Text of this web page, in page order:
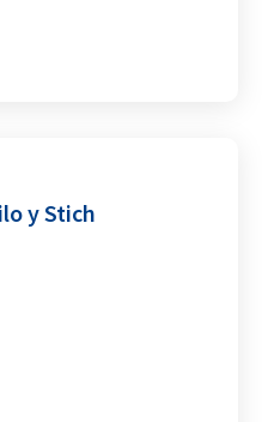
y Stich